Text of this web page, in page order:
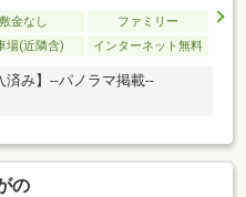
敷金なし
ファミリー
場(近隣含) インターネット無料
済み】--パノラマ掲載--
の